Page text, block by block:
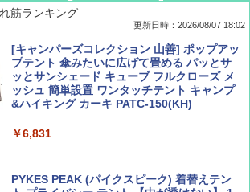
ディズニーファン ２０２６年 ９月号 [雑
誌] (ＤＩＳＮＥＹ ＦＡＮ)
￥713
僕が見た未来【完全版】
￥0
筋ランキング
更新日時：2026/08/07 18:02
[キャンパーズコレクション 山善] ポップアッ
プテント 傘みたいに広げて畳める パッとサ
ッとサンシェード キューブ フルクローズ メ
ッシュ 簡単設置 ワンタッチテント キャンプ
&ハイキング カーキ PATC-150(KH)
￥6,831
PYKES PEAK (パイクスピーク) 着替えテン